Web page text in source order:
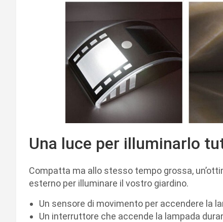
Una luce per illuminarlo
Compatta ma allo stesso tempo grossa,
esterno per illuminare il vostro giardino.
Un sensore di movimento per accendere la
Un interruttore che accende la lampada